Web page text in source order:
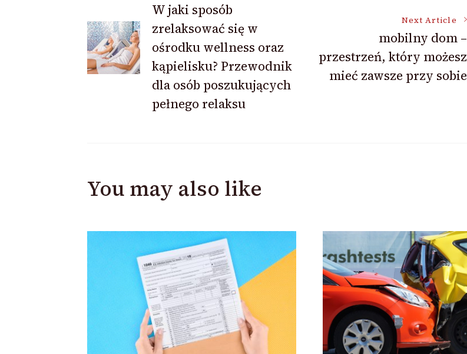
Navigation
W jaki sposób
zrelaksować się w
ośrodku wellness oraz
kąpielisku? Przewodnik
dla osób poszukujących
pełnego relaksu
Next Article
mobilny dom –
przestrzeń, który możesz
mieć zawsze przy sobie
You may also like